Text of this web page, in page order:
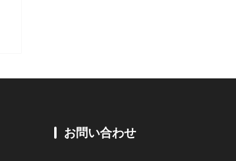
お問い合わせ